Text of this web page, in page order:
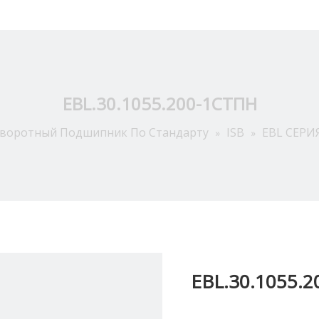
EBL.30.1055.200-1СТПН
Подшипник По Стандарту » ISB » EBL